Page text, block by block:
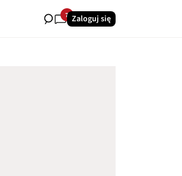
7 Zaloguj się